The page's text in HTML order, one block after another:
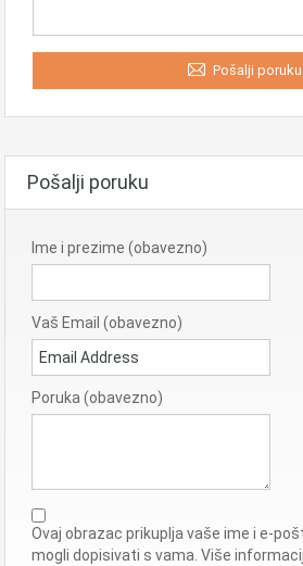
Pošalji poruku
Pošalji poruku
Ime i prezime (obavezno)
Vaš Email (obavezno)
Poruka (obavezno)
Ovaj obrazac prikuplja vaše ime i e-
mogli dopisivati ​​s vama. Više